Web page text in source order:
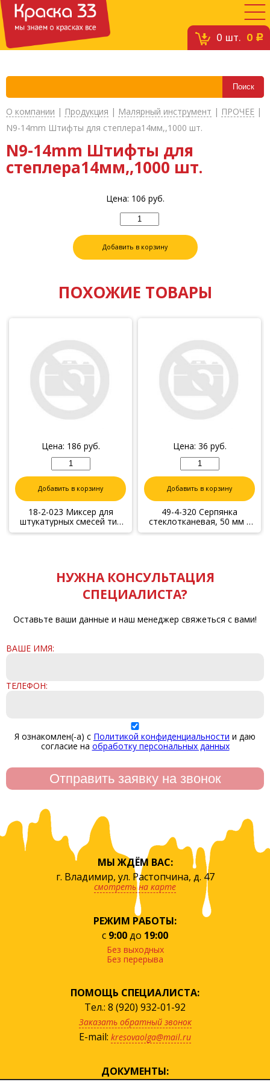
0 шт. 0 c
О компании | Продукция | Малярный инструмент | ПРОЧЕЕ |
N9-14mm Штифты для степлера14мм,,1000 шт.
N9-14mm Штифты для
степлера14мм,,1000 шт.
Цена: 106 руб.
Добавить в корзину
ПОХОЖИЕ ТОВАРЫ
Цена: 186 руб.
Добавить в корзину
18-2-023 Миксер для
штукатурных смесей тип
"С", 100 мм (Hobbi)
Цена: 36 руб.
Добавить в корзину
49-4-320 Серпянка
стеклотканевая, 50 мм х
20 м, самоклеющаяся
НУЖНА КОНСУЛЬТАЦИЯ
СПЕЦИАЛИСТА?
Оставьте ваши данные и наш менеджер свяжеться с вами!
ВАШЕ ИМЯ:
ТЕЛЕФОН:
Я ознакомлен(-а) с Политикой конфиденциальности и даю
согласие на обработку персональных данных
МЫ ЖДЁМ ВАС:
г. Владимир, ул. Растопчина, д. 47
смотреть на карте
РЕЖИМ РАБОТЫ:
с 9:00до 19:00
Без выходных
Без перерыва
ПОМОЩЬ СПЕЦИАЛИСТА:
Тел.: 8 (920) 932-01-92
Заказать обратный звонок
E-mail: kresovaolga@mail.ru
ДОКУМЕНТЫ: